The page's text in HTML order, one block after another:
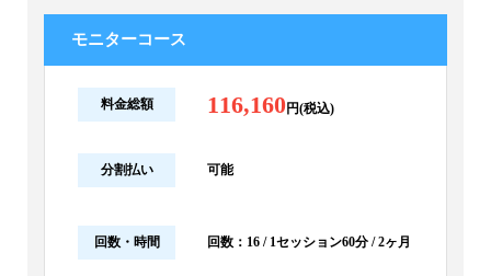
モニターコース
料金総額 116,160円(税込)
分割払い 可能
回数・時間 回数：16 / 1セッション60分 / 2ヶ月